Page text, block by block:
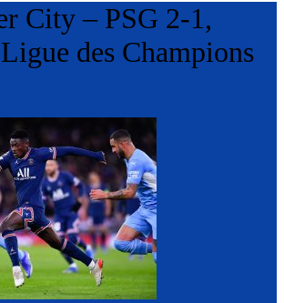
City – PSG 2-1,
des Champions